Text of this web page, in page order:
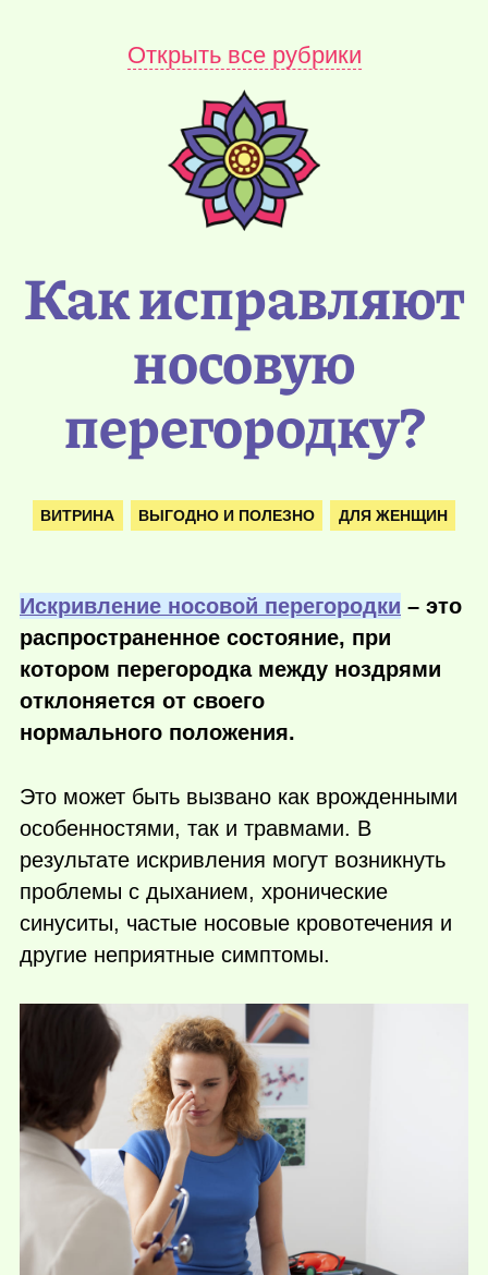
Открыть все рубрики
Как исправляют
носовую
перегородку?
ВИТРИНА ВЫГОДНО И ПОЛЕЗНО ДЛЯ ЖЕНЩИН
Искривление носовой перегородки – это
распространенное состояние, при
котором перегородка между ноздрями
отклоняется от своего
нормального положения.
Это может быть вызвано как врожденными
особенностями, так и травмами. В
результате искривления могут возникнуть
проблемы с дыханием, хронические
синуситы, частые носовые кровотечения и
другие неприятные симптомы.